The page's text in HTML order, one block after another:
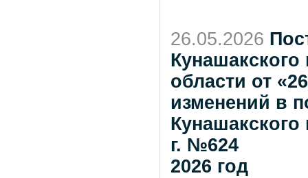
26.05.2026
области от
изменений в
Кунашакского
г. №624
2026 год